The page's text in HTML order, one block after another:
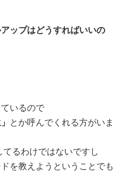
ップはどうすればいいの
いるので
とか呼んでくれる方がいま
るわけではないですし
を教えようということでも